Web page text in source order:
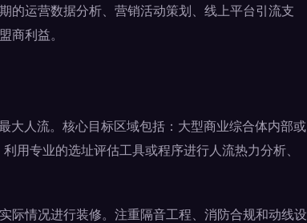
的运营数据分析、营销活动策划、线上平台引流支
商利益。
大人流。核心目标区域包括：大型商业综合体内部或
用专业的选址评估工具或程序进行人流热力分析、
际情况进行装修。注重隔音工程、消防合规和动线设